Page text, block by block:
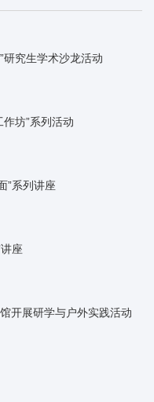
研究生学术沙龙活动
坊”系列活动
”系列讲座
座
开展研学与户外实践活动